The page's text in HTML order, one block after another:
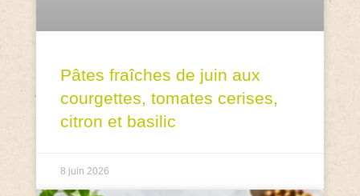
Pâtes fraîches de juin aux
courgettes, tomates cerises,
citron et basilic
8 juin 2026